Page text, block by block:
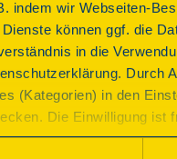
indem wir Webseiten-
können ggf. die
in die
Durch
(Kategorien) in den
Die Einwilligung ist
widerrufen werden.
werden. Es